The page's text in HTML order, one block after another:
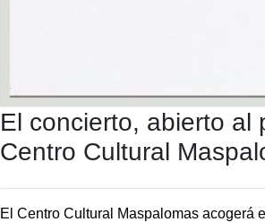
El concierto, abierto al
Centro Cultural
El Centro Cultural Maspalomas acogerá